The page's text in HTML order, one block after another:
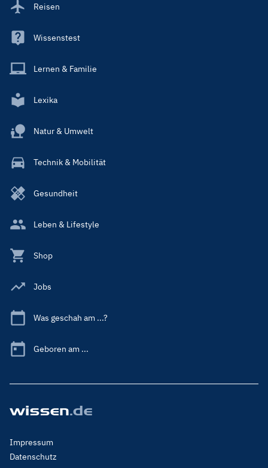
Reisen
Wissenstest
Lernen & Familie
Lexika
Natur & Umwelt
Technik & Mobilität
Gesundheit
Leben & Lifestyle
Shop
Jobs
Was geschah am ...?
Geboren am ...
Footer
Menu
Impressum
Datenschutz